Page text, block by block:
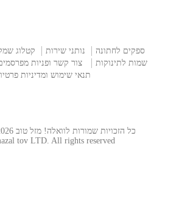
ספקים לחתונה נותני שירות קטלוג
שמות לתינוקות
צור קשר ופניות
תנאי שימוש ומדיניות
כל הזכויות שמורות לוואלה! מזל טוב Copyright © 2026
tov LTD. All rights reserved